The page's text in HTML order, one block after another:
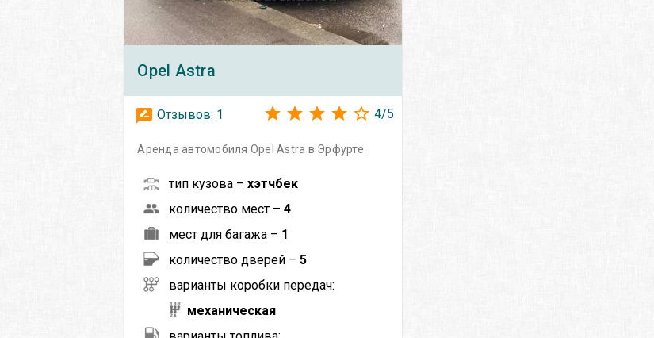
Opel Astra
Отзывов: 1 4/5
Аренда автомобиля Opel Astra в Эрфурте
тип кузова –хэтчбек
количество мест –4
мест для багажа – 1
количество дверей –5
варианты коробки передач:
механическая